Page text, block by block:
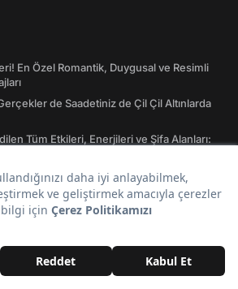
En Özel Romantik, Duygusal ve Resimli
de Saadetiniz de Çil Çil Altınlarda
Tüm Etkileri, Enerjileri ve Şifa Alanları:
WhatsApp, Instagram ve Twitter'da En
Anlamları
Z'ye Gündelik Hayatta En Sık
Erkek Tavlası ve Kız Tavlası Diziliş Şekilleri